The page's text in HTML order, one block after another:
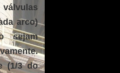
arco)
sejam
(1/3 do